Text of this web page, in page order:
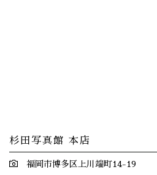
杉田写真館 本店
福岡市博多区上川端町14-19